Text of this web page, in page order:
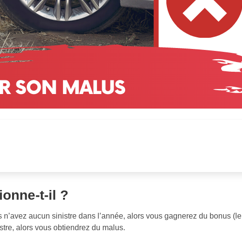
t-il ?
aucun sinistre dans l’année, alors vous gagnerez du bonus (le
alors vous obtiendrez du malus.